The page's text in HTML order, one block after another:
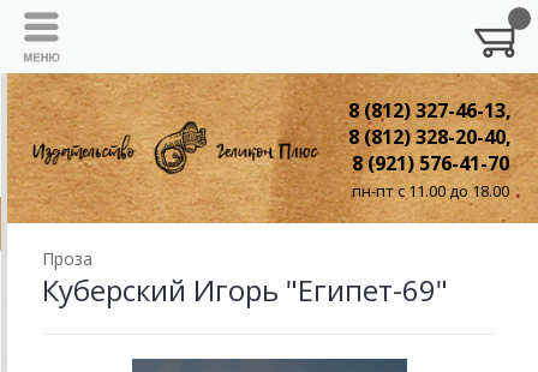
8 (812) 327-46-13,
8 (812) 328-20-40,
8 (921) 576-41-70
пн-пт с 11.00 до 18.00
Проза
Куберский Игорь "Египет-69"